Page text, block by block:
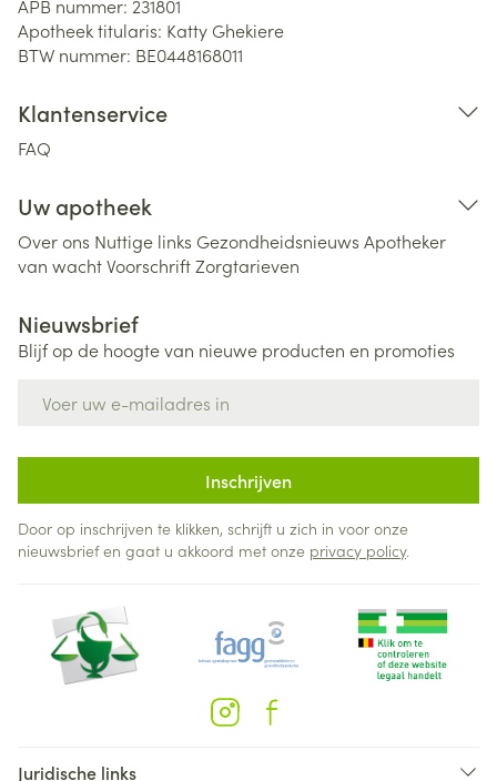
APB nummer: 231801
Apotheek titularis: Katty Ghekiere
BTW nummer: BE0448168011
Klantenservice
FAQ
Uw apotheek
Over ons Nuttige links Gezondheidsnieuws Apotheker
van wachtVoorschriftZorgtarieven
Nieuwsbrief
Blijf op de hoogte van nieuwe producten en promoties
Inschrijven
Door op inschrijven te klikken, schrijft u zich in voor onze
nieuwsbrief en gaat u akkoord met onze privacy policy.
Juridische links